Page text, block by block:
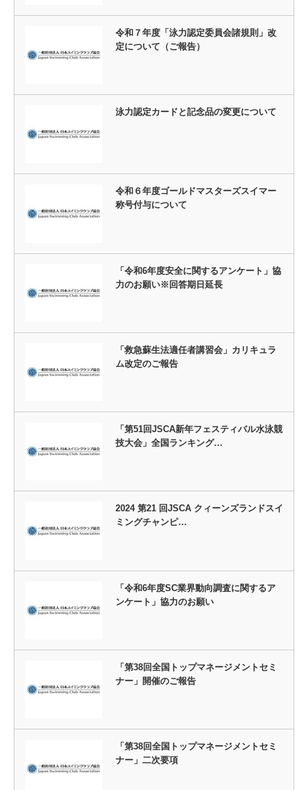
令和７年度「泳力認定委員会諸規則」改
定について（ご報告）
泳力認定カードと記念品の変更について
令和６年度ゴールドマスターズスイマー
称号付与について
「令和6年度安全に関するアンケート」協
力のお願い※回答期日延長
「救急蘇生法適任者講習会」カリキュラ
ム改定のご報告
「第51回JSCA新年フェスティバル水泳競
技大会」全国ランキング…
2024 第21 回JSCA クィーンズランドスイ
ミングチャンピ…
「令和6年度SC業界動向調査に関するア
ンケート」協力のお願い
「第38回全国トップマネージメントセミ
ナー」開催のご報告
「第38回全国トップマネージメントセミ
ナー」二次要項